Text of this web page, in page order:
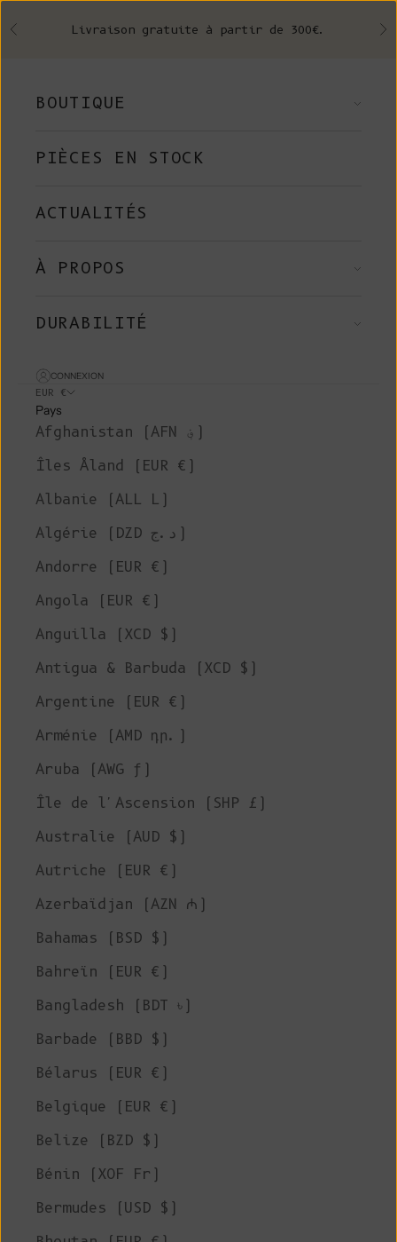
Précédent Livraison gratuite à partir de 300€.
BOUTIQUE
PIÈCES EN STOCK
ACTUALITÉS
À PROPOS
DURABILITÉ
CONNEXION
EUR €
Pays
Afghanistan (AFN ؋)
Îles Åland (EUR €)
Albanie (ALL L)
Algérie (DZD د.ج)
Andorre (EUR €)
Angola (EUR €)
Anguilla (XCD $)
Antigua & Barbuda (XCD $)
Argentine (EUR €)
Arménie (AMD դր.)
Aruba (AWG ƒ)
Île de l'Ascension (SHP £)
Australie (AUD $)
Autriche (EUR €)
Azerbaïdjan (AZN ₼)
Bahamas (BSD $)
Bahreïn (EUR €)
Bangladesh (BDT ৳)
Barbade (BBD $)
Bélarus (EUR €)
Belgique (EUR €)
Belize (BZD $)
Bénin (XOF Fr)
Bermudes (USD $)